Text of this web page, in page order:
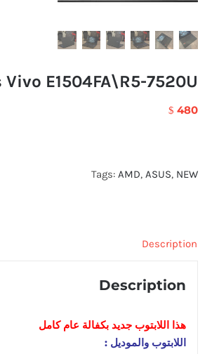
Vivo E1504FA\R5-7520U
$ 480
Tags: AMD, ASUS, NEW
Description
Description
هذا اللابتوب جديد بكفالة عام كامل
اللابتوب والموديل :